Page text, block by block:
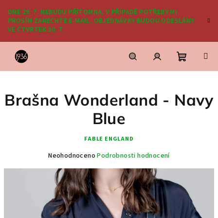
obsah
DNE 29. 7. NEBUDU PŘÍTOMNA, V PŘÍPADĚ POTŘEBY MI
PROSÍM ZANECHTE E-MAIL. OBJEDNÁVKY BUDOU ODESLÁNY
VE ČTVRTEK 30. 7.
HledatPřihlášeníNákupní
košík
Brašna Wonderland - Navy
Blue
FABLE ENGLAND
Průměrné
produktu
0,0
z
5
Neohodnoceno Podrobnosti hodnocení